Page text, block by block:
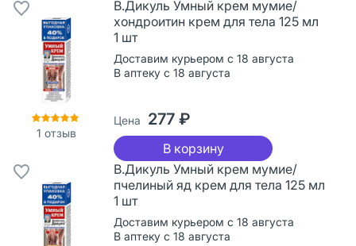
1 отзыв
В.Дикуль Умный крем мумие/
хондроитин крем для тела 125 мл
1 шт
Доставим курьером с 18 августа
В аптеку с 18 августа
Цена 277 ₽
В корзину
В.Дикуль Умный крем мумие/
пчелиный яд крем для тела 125 мл
1 шт
Доставим курьером с 18 августа
В аптеку с 18 августа